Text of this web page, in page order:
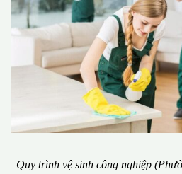
Quy trình vệ sinh công nghiệp